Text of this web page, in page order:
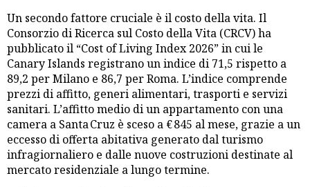
Un secondo fattore cruciale è il costo della vita. Il
Consorzio di Ricerca sul Costo della Vita (CRCV) ha
pubblicato il “Cost of Living Index 2026” in cui le
Canary Islands registrano un indice di 71,5 rispetto a
89,2 per Milano e 86,7 per Roma. L’indice comprende
prezzi di affitto, generi alimentari, trasporti e servizi
sanitari. L’affitto medio di un appartamento con una
camera a Santa Cruz è sceso a € 845 al mese, grazie a un
eccesso di offerta abitativa generato dal turismo
infragiornaliero e dalle nuove costruzioni destinate al
mercato residenziale a lungo termine.